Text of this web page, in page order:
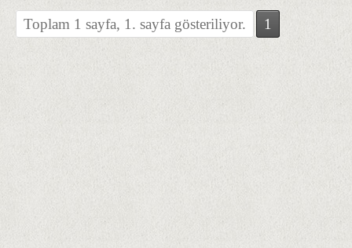
Toplam 1 sayfa, 1. sayfa gösteriliyor. 1